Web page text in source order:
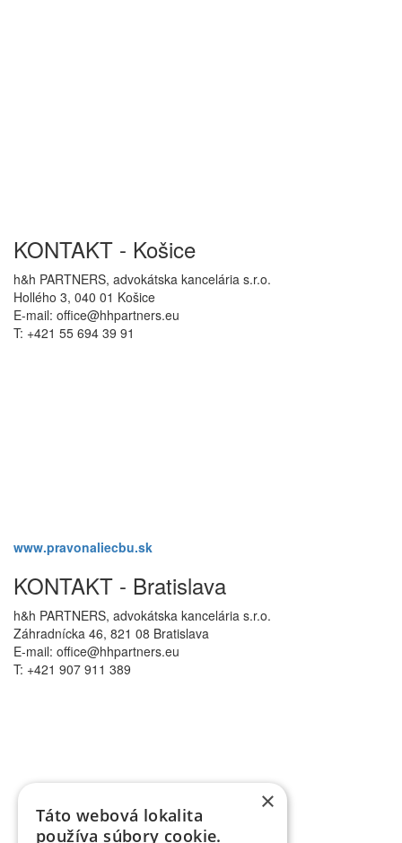
KONTAKT - Košice
h&h PARTNERS, advokátska kancelária s.r.o.
Hollého 3, 040 01 Košice
E-mail: office@hhpartners.eu
T: +421 55 694 39 91
www.pravonaliecbu.sk
KONTAKT - Bratislava
h&h PARTNERS, advokátska kancelária s.r.o.
Záhradnícka 46, 821 08 Bratislava
E-mail: office@hhpartners.eu
T: +421 907 911 389
×
Táto webová lokalita
používa súbory cookie.